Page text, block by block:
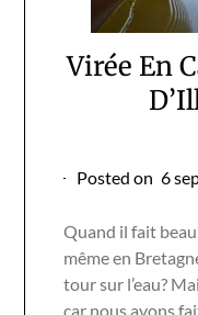
Virée En
Posted on 6
Quand il fait
même en
tour sur l’eau?
car nous avons